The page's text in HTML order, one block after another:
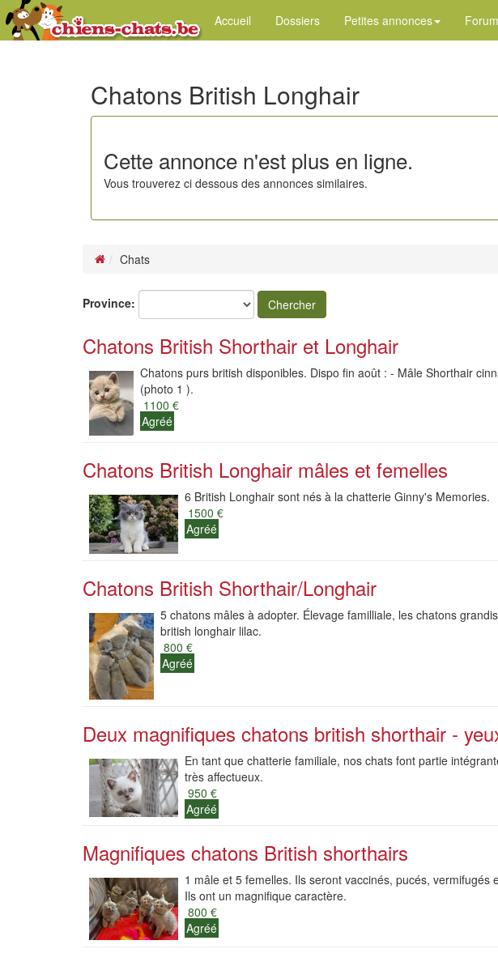
Accueil Dossiers Petites annonces Forum
Chatons British Longhair
Cette annonce n'est plus en ligne.
Vous trouverez ci dessous des annonces similaires.
Chats
Province: Chercher
Chatons British Shorthair et Longhair
Chatons purs british disponibles. Dispo fin août : - Mâle Shorthair
(photo 1 ).
1100 €
Agréé
Chatons British Longhair mâles et femelles
6 British Longhair sont nés à la chatterie Ginny's Memories.
1500 €
Agréé
Chatons British Shorthair/Longhair
5 chatons mâles à adopter. Élevage familliale, les chatons
british longhair lilac.
800 €
Agréé
Deux magnifiques chatons british shorthair -
En tant que chatterie familiale, nos chats font partie
très affectueux.
950 €
Agréé
Magnifiques chatons British shorthairs
1 mâle et 5 femelles. Ils seront vaccinés, pucés,
Ils ont un magnifique caractère.
800 €
Agréé